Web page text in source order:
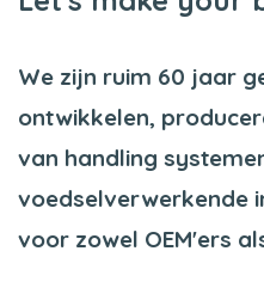
We zijn ruim 60 jaar
ontwikkelen,
van handling
voedselverwerkende
voor zowel OEM'ers